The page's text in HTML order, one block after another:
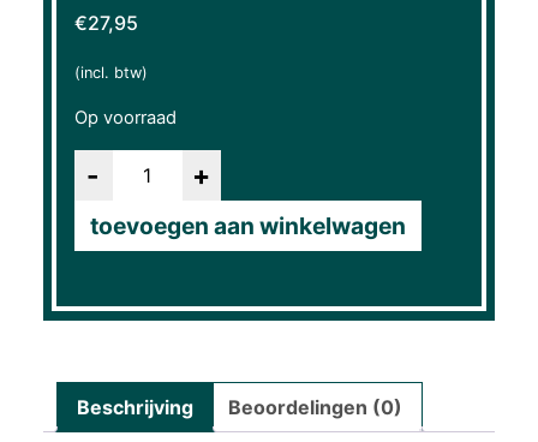
€27,95
(incl. btw)
Op voorraad
toevoegen aan winkelwagen
Beschrijving Beoordelingen (0)